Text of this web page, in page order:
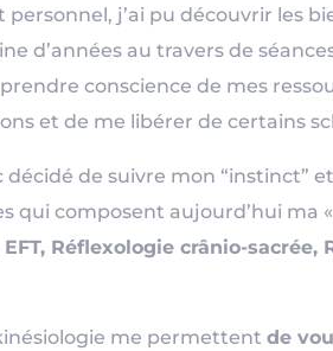
j’ai pu découvrir les
d’années au travers de
conscience de mes
et de me libérer de certains
décidé de suivre mon “instinct”
qui composent aujourd’hui ma
Réflexologie crânio-sacrée,
me permettentde